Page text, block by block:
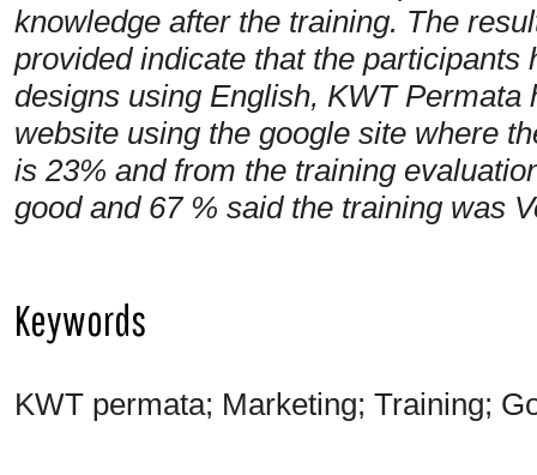
knowledge after the training. The
provided indicate that the
designs using English, KWT Permata
website using the google site where
is 23% and from the training
good and 67 % said the training was
Keywords
KWT permata; Marketing; Training;